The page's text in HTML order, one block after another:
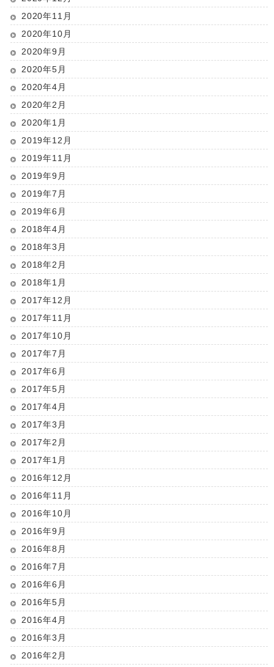
2020年11月
2020年10月
2020年9月
2020年5月
2020年4月
2020年2月
2020年1月
2019年12月
2019年11月
2019年9月
2019年7月
2019年6月
2018年4月
2018年3月
2018年2月
2018年1月
2017年12月
2017年11月
2017年10月
2017年7月
2017年6月
2017年5月
2017年4月
2017年3月
2017年2月
2017年1月
2016年12月
2016年11月
2016年10月
2016年9月
2016年8月
2016年7月
2016年6月
2016年5月
2016年4月
2016年3月
2016年2月